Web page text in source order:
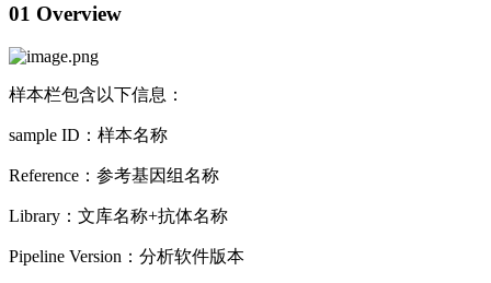
01 Overview
样本栏包含以下信息：
sample ID：样本名称
Reference：参考基因组名称
Library：文库名称+抗体名称
Pipeline Version：分析软件版本